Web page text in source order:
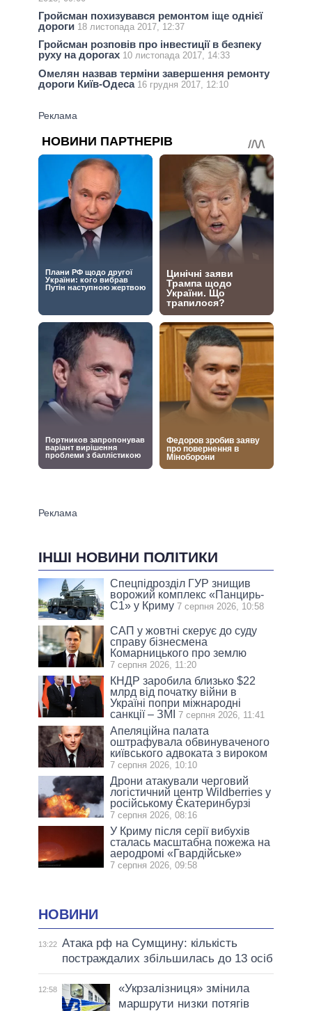
Гройсман похизувався ремонтом іще однієї
дороги 18 листопада 2017, 12:37
Гройсман розповів про інвестиції в безпеку
руху на дорогах 10 листопада 2017, 14:33
Омелян назвав терміни завершення ремонту
дороги Київ-Одеса 16 грудня 2017, 12:10
ІНШІ НОВИНИ ПОЛІТИКИ
Спецпідрозділ ГУР знищив
ворожий комплекс «Панцирь-
С1» у Криму 7 серпня 2026, 10:58
САП у жовтні скерує до суду
справу бізнесмена
Комарницького про землю
7 серпня 2026, 11:20
КНДР заробила близько $22
млрд від початку війни в
Україні попри міжнародні
санкції – ЗМІ
7 серпня 2026, 11:41
Апеляційна палата
оштрафувала обвинуваченого
київського адвоката з вироком
7 серпня 2026, 10:10
Дрони атакували черговий
логістичний центр Wildberries у
російському Єкатеринбурзі
7 серпня 2026, 08:16
У Криму після серії вибухів
сталась масштабна пожежа на
аеродромі «Гвардійське»
7 серпня 2026, 09:58
НОВИНИ
13:22 Атака рф на Сумщину: кількість
постраждалих збільшилась до 13 осіб
12:58
«Укрзалізниця» змінила
маршрути низки потягів